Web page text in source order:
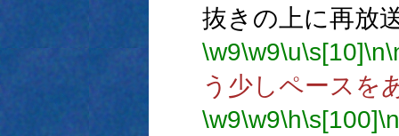
抜きの上に再放
\w9\w9\u\s[10]\n
う少しペースを
\w9\w9\h\s[100]\n